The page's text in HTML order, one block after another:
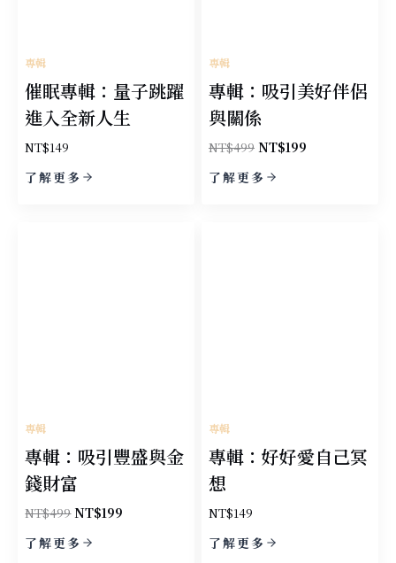
專輯
催眠專輯：量子跳躍
進入全新人生
NT$149
了解更多
專輯
專輯：吸引美好伴侶
與關係
NT$499 原
價
NT$199
了解更多
專輯
專輯：吸引豐盛與金
錢財富
NT$499原
價
NT$199
了解更多
專輯
專輯：好好愛自己冥
想
NT$149
了解更多